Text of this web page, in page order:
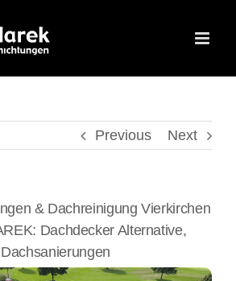
Previous Next
& Dachreinigung Vierkirchen
Dachdecker Alternative,
Dachsanierungen